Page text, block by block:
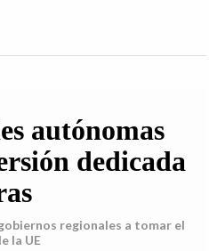
autónomas
dedicada
regionales a tomar el
la UE